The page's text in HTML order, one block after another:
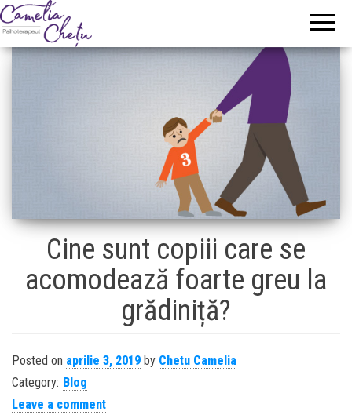
Cine sunt copiii care se
acomodează foarte greu la
grădiniță?
Posted on aprilie 3, 2019 by Chetu Camelia
Category: Blog
Leave a comment